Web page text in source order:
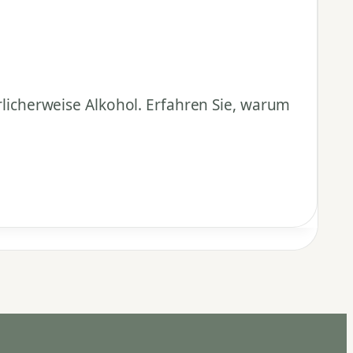
Alkohol. Erfahren Sie, warum